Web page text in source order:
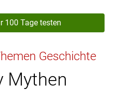
100 Tage testen
Geschichte
Mythen